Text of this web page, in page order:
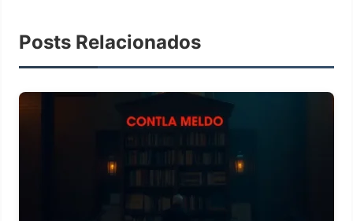
Posts Relacionados